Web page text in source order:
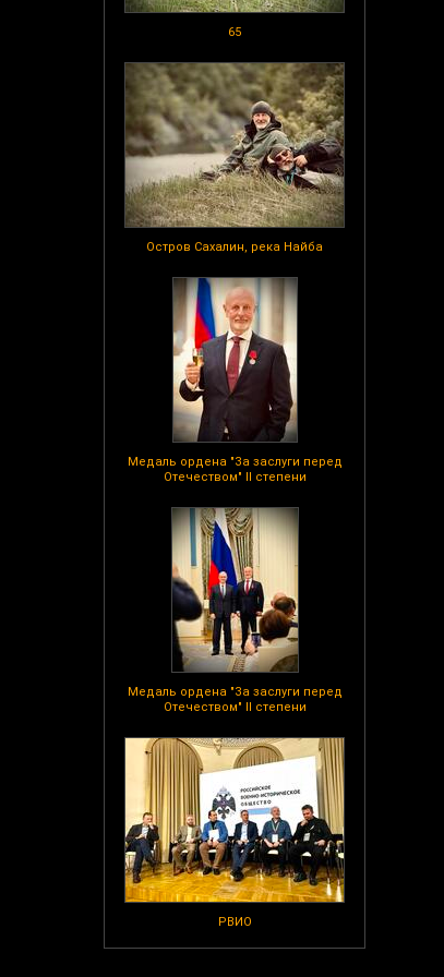
65
Остров Сахалин, река Найба
Медаль ордена "За заслуги перед
Отечеством" II степени
Медаль ордена "За заслуги перед
Отечеством" II степени
РВИО